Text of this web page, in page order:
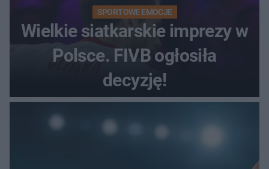
SPORTOWE EMOCJE
Wielkie siatkarskie imprezy w
Polsce. FIVB ogłosiła
decyzję!